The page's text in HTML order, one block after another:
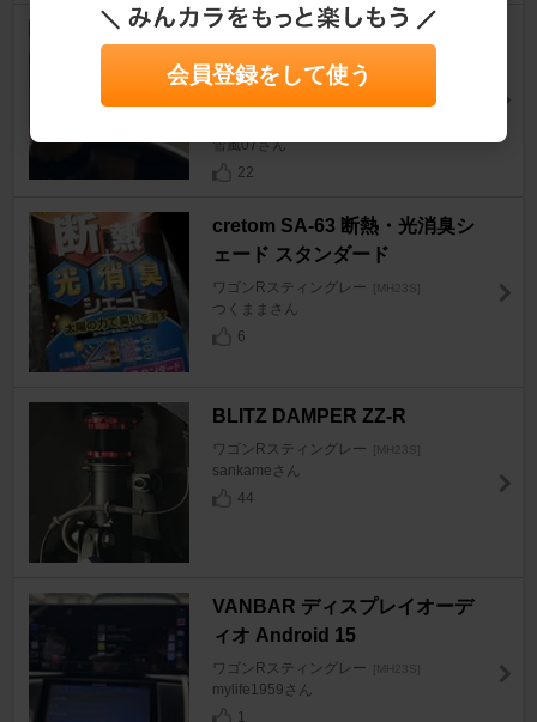
バーダル ETF（エンジン チュ
ーンナップ アンド フラッシ
ュ）
雪風07さん
22
cretom SA-63 断熱・光消臭シ
ェード スタンダード
ワゴンRスティングレー [MH23S]
つくままさん
6
BLITZ DAMPER ZZ-R
ワゴンRスティングレー [MH23S]
sankameさん
44
VANBAR ディスプレイオーデ
ィオ Android 15
ワゴンRスティングレー [MH23S]
mylife1959さん
1
会員登録をして使う